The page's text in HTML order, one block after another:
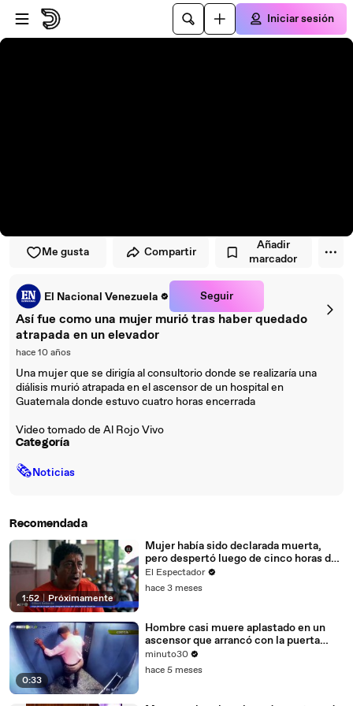
Saltar al reproductor
Saltar al contenido principal
Iniciar sesión
Me gusta Compartir
Añadir
marcador
El Nacional Venezuela Seguir
Así fue como una mujer murió tras haber quedado
atrapada en un elevador
hace 10 años
Una mujer que se dirigía al consultorio donde se realizaría una
diálisis murió atrapada en el ascensor de un hospital en
Guatemala donde estuvo cuatro horas encerrada
Video tomado de Al Rojo Vivo
Categoría
🗞Noticias
Recomendada
1:52 | Próximamente
Mujer había sido declarada muerta,
pero despertó luego de cinco horas de
velación
El Espectador
hace 3 meses
0:33
Hombre casi muere aplastado en un
ascensor que arrancó con la puerta
abierta
minuto30
hace 5 meses